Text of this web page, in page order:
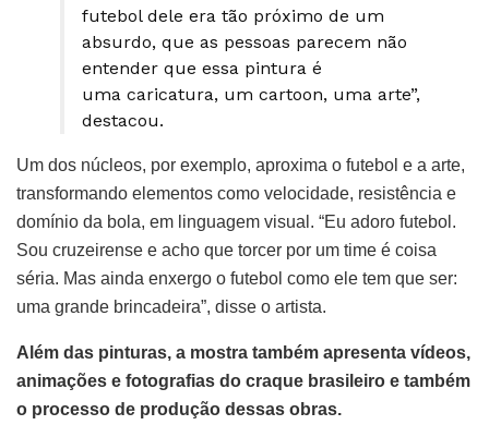
futebol dele era tão próximo de um
absurdo, que as pessoas parecem não
entender que essa pintura é
uma caricatura, um cartoon, uma arte”,
destacou.
Um dos núcleos, por exemplo, aproxima o futebol e a arte,
transformando elementos como velocidade, resistência e
domínio da bola, em linguagem visual. “Eu adoro futebol.
Sou cruzeirense e acho que torcer por um time é coisa
séria. Mas ainda enxergo o futebol como ele tem que ser:
uma grande brincadeira”, disse o artista.
Além das pinturas, a mostra também apresenta vídeos,
animações e fotografias do craque brasileiro e também
o processo de produção dessas obras.